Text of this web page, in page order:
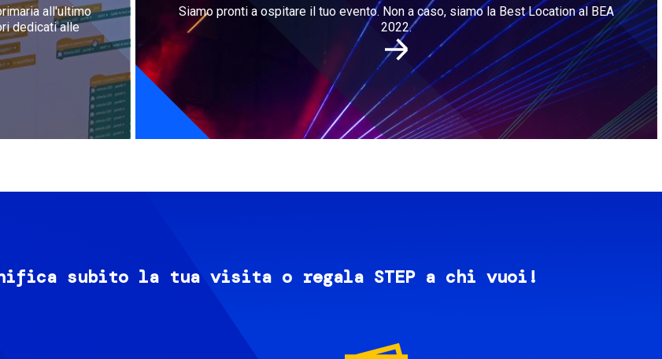
all'ultimo
dedicati alle
Siamo pronti a ospitare il tuo evento. Non a caso, siamo la Best Location al BEA
2022.
subito la tua visita o regala STEP a chi vuoi!